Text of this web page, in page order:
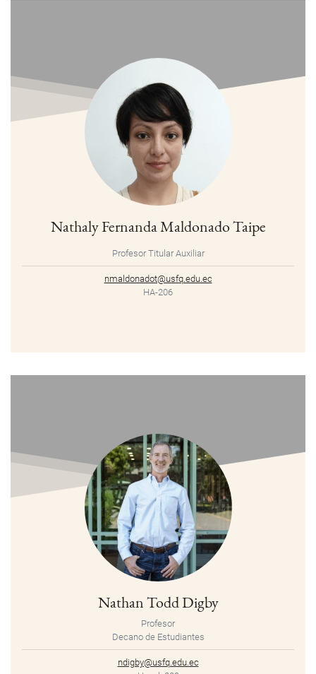
Nathaly Fernanda Maldonado Taipe
Profesor Titular Auxiliar
nmaldonadot@usfq.edu.ec
HA-206
Nathan Todd Digby
Profesor
Decano de Estudiantes
ndigby@usfq.edu.ec